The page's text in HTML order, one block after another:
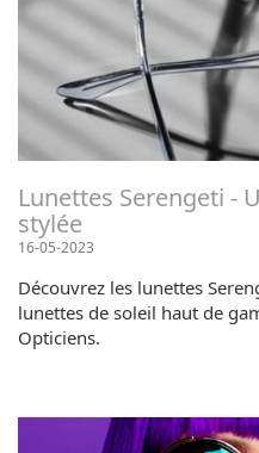
Lunettes Serengeti -
stylée
16-05-2023
Découvrez les lunettes
lunettes de soleil haut de
Opticiens.